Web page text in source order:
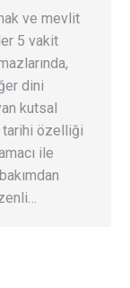
ve mevlit
5 vakit
dini
kutsal
tarihi özelliği
ile